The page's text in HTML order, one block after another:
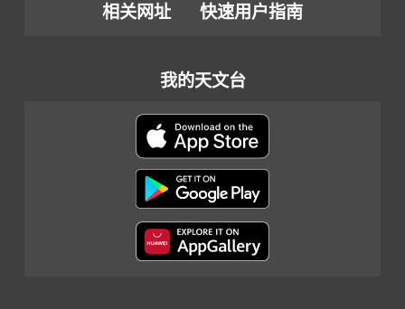
相关网址
快速用户指南
我的天文台